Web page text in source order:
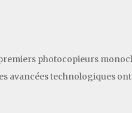
photocopieurs
avancées technologiques